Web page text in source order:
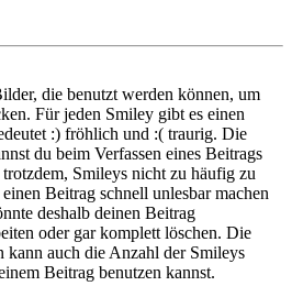
die benutzt werden können, um
Für jeden Smiley gibt es einen
:) fröhlich und :( traurig. Die
du beim Verfassen eines Beitrags
trotzdem, Smileys nicht zu häufig zu
Beitrag schnell unlesbar machen
deshalb deinen Beitrag
oder gar komplett löschen. Die
auch die Anzahl der Smileys
Beitrag benutzen kannst.